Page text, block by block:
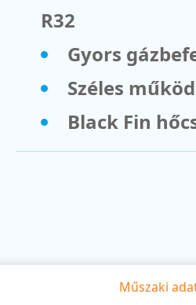
R32
Gyors
Széles
Black Fin
Műszaki